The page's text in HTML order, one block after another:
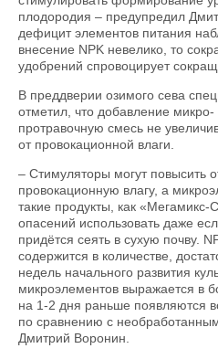
плодородия – предупредил
дефицит элементов питания
внесение NPK невелико, то
удобрений спровоцирует
В преддверии озимого сева
отметил, что добавление
протравочную смесь не
от провокационной влаги.
– Стимуляторы могут повысить
провокационную влагу, а
такие продукты, как
опасений использовать даже
придётся сеять в сухую почву.
содержится в количестве,
недель начального развития
микроэлементов выражается в
на 1-2 дня раньше появляются
по сравнению с
Дмитрий Воронин.